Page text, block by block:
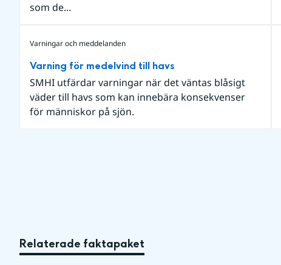
som de...
Varningar och meddelanden
Varning för medelvind till havs
SMHI utfärdar varningar när det väntas blåsigt
väder till havs som kan innebära konsekvenser
för människor på sjön.
Relaterade faktapaket